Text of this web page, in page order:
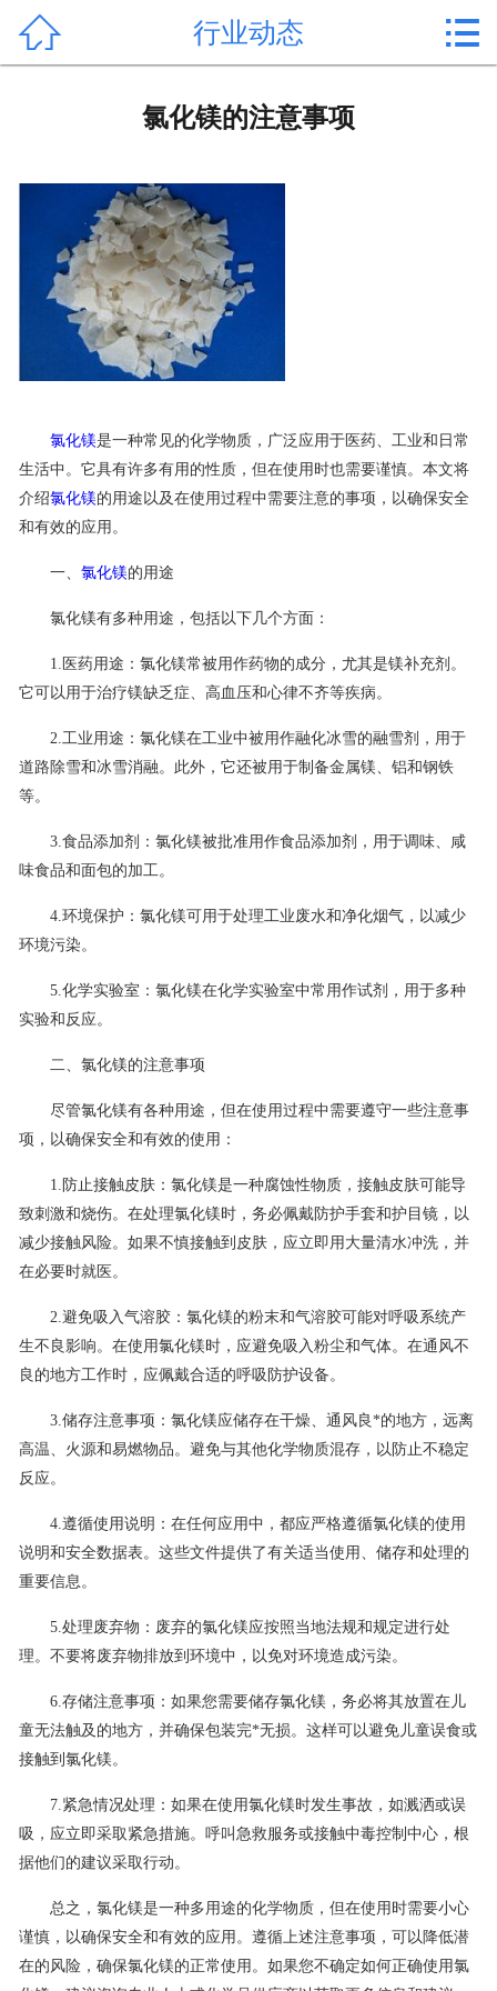
常见问题
 行业动态 
氯化镁的注意事项
氯化镁是一种常见的化学物质，广泛应用于医药、工业和日常
生活中。它具有许多有用的性质，但在使用时也需要谨慎。本文将
介绍氯化镁的用途以及在使用过程中需要注意的事项，以确保安全
和有效的应用。
一、 氯化镁的用途
氯化镁有多种用途，包括以下几个方面：
1.医药用途：氯化镁常被用作药物的成分，尤其是镁补充剂。
它可以用于治疗镁缺乏症、高血压和心律不齐等疾病。
2.工业用途：氯化镁在工业中被用作融化冰雪的融雪剂，用于
道路除雪和冰雪消融。此外，它还被用于制备金属镁、铝和钢铁
等。
3.食品添加剂：氯化镁被批准用作食品添加剂，用于调味、咸
味食品和面包的加工。
4.环境保护：氯化镁可用于处理工业废水和净化烟气，以减少
环境污染。
5.化学实验室：氯化镁在化学实验室中常用作试剂，用于多种
实验和反应。
二、氯化镁的注意事项
尽管氯化镁有各种用途，但在使用过程中需要遵守一些注意事
项，以确保安全和有效的使用：
1.防止接触皮肤：氯化镁是一种腐蚀性物质，接触皮肤可能导
致刺激和烧伤。在处理氯化镁时，务必佩戴防护手套和护目镜，以
减少接触风险。如果不慎接触到皮肤，应立即用大量清水冲洗，并
在必要时就医。
2.避免吸入气溶胶：氯化镁的粉末和气溶胶可能对呼吸系统产
生不良影响。在使用氯化镁时，应避免吸入粉尘和气体。在通风不
良的地方工作时，应佩戴合适的呼吸防护设备。
3.储存注意事项：氯化镁应储存在干燥、通风良*的地方，远离
高温、火源和易燃物品。避免与其他化学物质混存，以防止不稳定
反应。
4.遵循使用说明：在任何应用中，都应严格遵循氯化镁的使用
说明和安全数据表。这些文件提供了有关适当使用、储存和处理的
重要信息。
5.处理废弃物：废弃的氯化镁应按照当地法规和规定进行处
理。不要将废弃物排放到环境中，以免对环境造成污染。
6.存储注意事项：如果您需要储存氯化镁，务必将其放置在儿
童无法触及的地方，并确保包装完*无损。这样可以避免儿童误食或
接触到氯化镁。
7.紧急情况处理：如果在使用氯化镁时发生事故，如溅洒或误
吸，应立即采取紧急措施。呼叫急救服务或接触中毒控制中心，根
据他们的建议采取行动。
总之，氯化镁是一种多用途的化学物质，但在使用时需要小心
谨慎，以确保安全和有效的应用。遵循上述注意事项，可以降低潜
在的风险，确保氯化镁的正常使用。如果您不确定如何正确使用氯